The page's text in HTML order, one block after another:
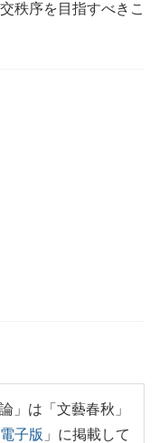
秩序を目指すべきこ
」は「文藝春秋」
子版 」に掲載して